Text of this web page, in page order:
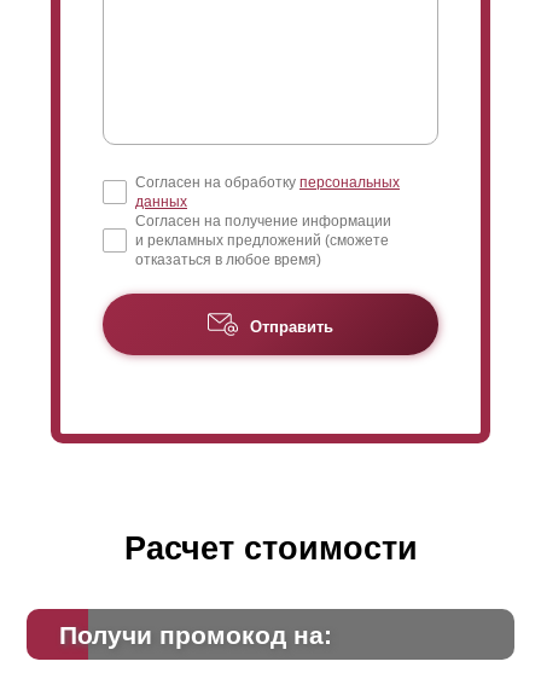
Согласен на обработку персональных
данных
Согласен на получение информации
и рекламных предложений (сможете
отказаться в любое время)
Отправить
Расчет стоимости
Получи промокод на: